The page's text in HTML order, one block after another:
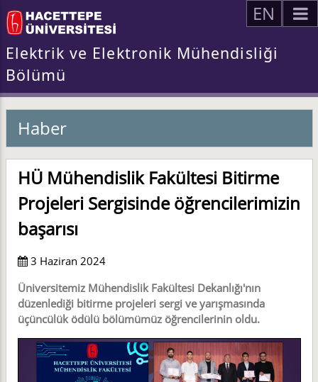
EN
Elektrik ve Elektronik Mühendisliği
Bölümü
Haber
HÜ Mühendislik Fakültesi Bitirme
Projeleri Sergisinde öğrencilerimizin
başarısı
3 Haziran 2024
Üniversitemiz Mühendislik Fakültesi Dekanlığı'nın
düzenlediği bitirme projeleri sergi ve yarışmasında
üçüncülük ödülü bölümümüz öğrencilerinin oldu.